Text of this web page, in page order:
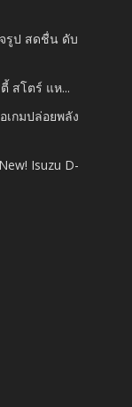
รูป สดชื่น ดับ
สโตร์ แห...
เกมปล่อยพลัง
Isuzu D-